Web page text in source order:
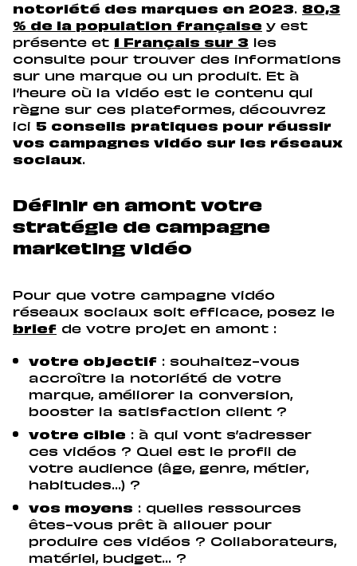
notoriété des marques en 2023. 80,3
% de la population française y est
présente et 1 Français sur 3 les
consulte pour trouver des informations
sur une marque ou un produit. Et à
l’heure où la vidéo est le contenu qui
règne sur ces plateformes, découvrez
ici 5 conseils pratiques pour réussir
vos campagnes vidéo sur les réseaux
sociaux.
Définir en amont votre
stratégie de campagne
marketing vidéo
Pour que votre campagne vidéo
réseaux sociaux soit efficace, posez le
brief de votre projet en amont :
votre objectif : souhaitez-vous
accroître la notoriété de votre
marque, améliorer la conversion,
booster la satisfaction client ?
votre cible : à qui vont s’adresser
ces vidéos ? Quel est le profil de
votre audience (âge, genre, métier,
habitudes…) ?
vos moyens : quelles ressources
êtes-vous prêt à allouer pour
produire ces vidéos ? Collaborateurs,
matériel, budget… ?